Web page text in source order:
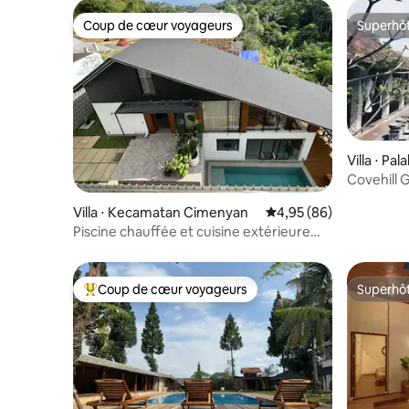
Coup de cœur voyageurs
Coup de cœur voyageurs
Villa ⋅ Kecamatan Cimenyan Évaluation moyenne
4,95 (86)
Piscine chauffée et cuisine extérieure
Villa ⋅
Covehill
Coups de cœur voyageurs les plus appréciés
Coup de cœur voyageurs